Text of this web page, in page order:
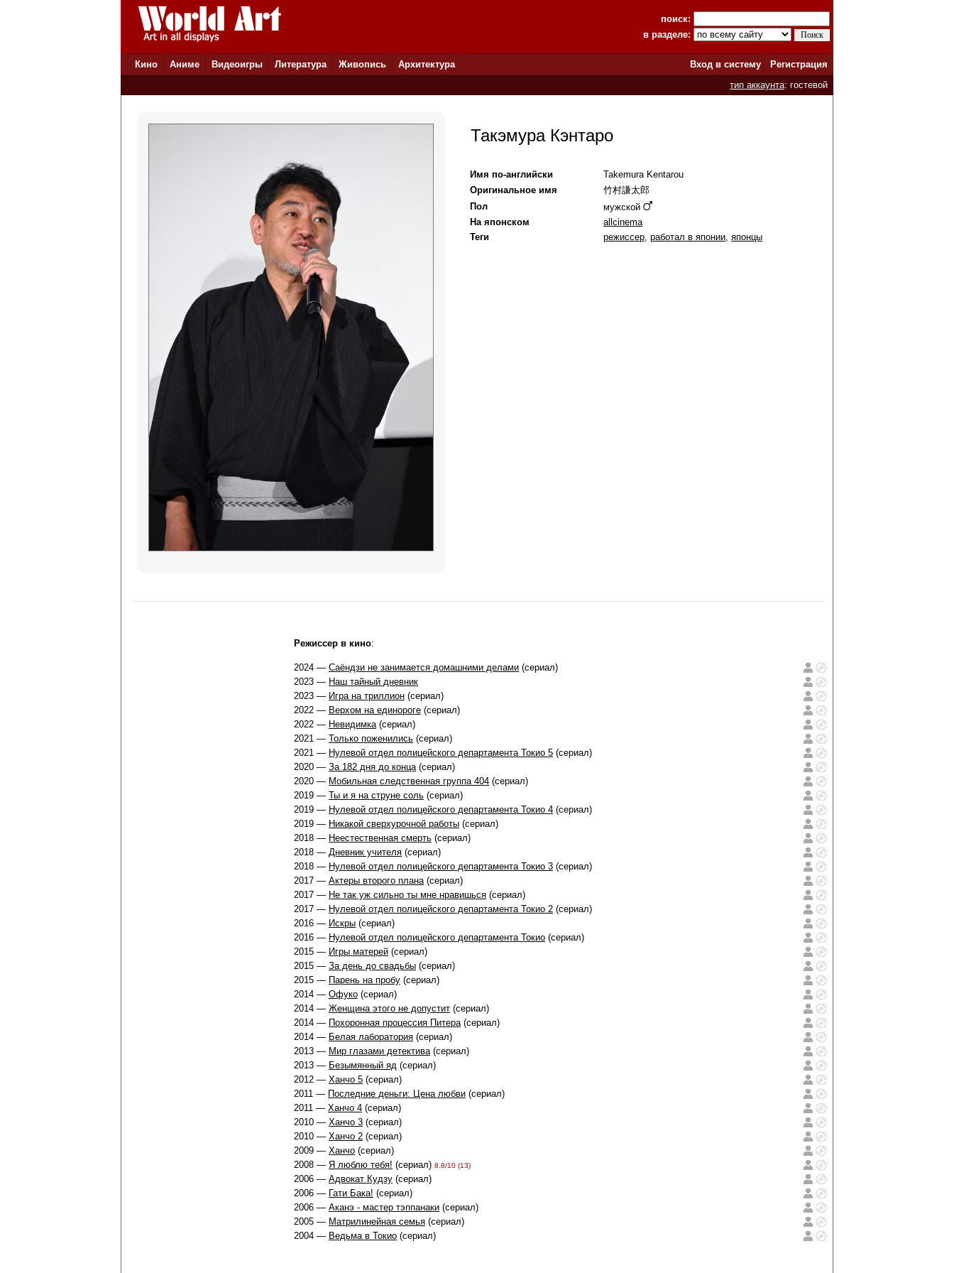
поиск:
в разделе:
Кино Аниме Видеоигры Литература Живопись Архитектура Вход в систему
Регистрация
тип аккаунта: гостевой
Такэмура Кэнтаро
Имя по-английски
Takemura Kentarou
Оригинальное имя
竹村謙太郎
Пол
мужской
На японском
allcinema
Теги
режиссер, работал в японии, японцы
Режиссер в кино:
2024 — Саёндзи не занимается домашними делами (сериал)
2023 — Наш тайный дневник
2023 — Игра на триллион (сериал)
2022 — Верхом на единороге (сериал)
2022 — Невидимка(сериал)
2021 — Только поженились (сериал)
2021 — Нулевой отдел полицейского департамента Токио 5 (сериал)
2020 — За 182 дня до конца(сериал)
2020 — Мобильная следственная группа 404 (сериал)
2019 — Ты и я на струне соль (сериал)
2019 — Нулевой отдел полицейского департамента Токио 4 (сериал)
2019 — Никакой сверхурочной работы (сериал)
2018 — Неестественная смерть (сериал)
2018 — Дневник учителя (сериал)
2018 — Нулевой отдел полицейского департамента Токио 3 (сериал)
2017 — Актеры второго плана(сериал)
2017 — Не так уж сильно ты мне нравишься (сериал)
2017 — Нулевой отдел полицейского департамента Токио 2 (сериал)
2016 — Искры (сериал)
2016 — Нулевой отдел полицейского департамента Токио (сериал)
2015 — Игры матерей (сериал)
2015 — За день до свадьбы (сериал)
2015 — Парень на пробу (сериал)
2014 — Офуко (сериал)
2014 — Женщина этого не допустит (сериал)
2014 — Похоронная процессия Питера(сериал)
2014 — Белая лаборатория (сериал)
2013 — Мир глазами детектива(сериал)
2013 — Безымянный яд (сериал)
2012 — Ханчо 5 (сериал)
2011 — Последние деньги: Цена любви (сериал)
2011 — Ханчо 4 (сериал)
2010 — Ханчо 3 (сериал)
2010 — Ханчо 2 (сериал)
2009 — Ханчо (сериал)
2008 — Я люблю тебя! (сериал) 8.8/10 (13)
2006 — Адвокат Кудзу (сериал)
2006 — Гати Бака! (сериал)
2006 — Аканэ - мастер тэппанаки (сериал)
2005 — Матрилинейная семья (сериал)
2004 — Ведьма в Токио (сериал)